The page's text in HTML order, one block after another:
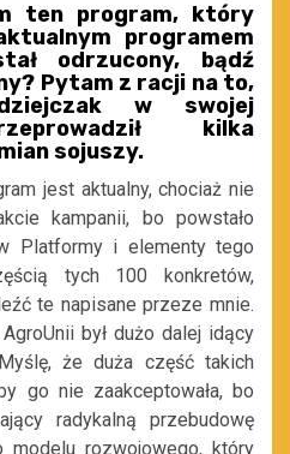
ten program, który
programem
odrzucony, bądź
Pytam z racji na to,
w swojej
kilka
sojuszy.
jest aktualny, chociaż nie
kampanii, bo powstało
Platformy i elementy tego
tych 100 konkretów,
te napisane przeze mnie.
był dużo dalej idący
że duża część takich
go nie zaakceptowała, bo
radykalną przebudowę
modelu rozwojowego, który